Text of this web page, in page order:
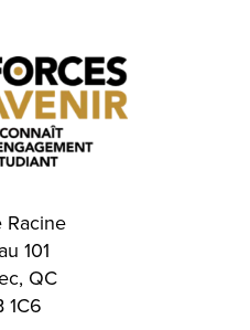
Racine
101
QC
1C6